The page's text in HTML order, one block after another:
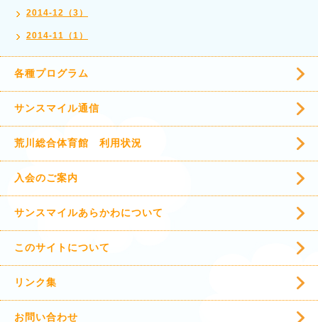
2014-12（3）
2014-11（1）
各種プログラム
サンスマイル通信
荒川総合体育館 利用状況
入会のご案内
サンスマイルあらかわについて
このサイトについて
リンク集
お問い合わせ